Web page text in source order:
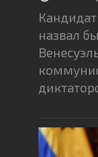
назвал